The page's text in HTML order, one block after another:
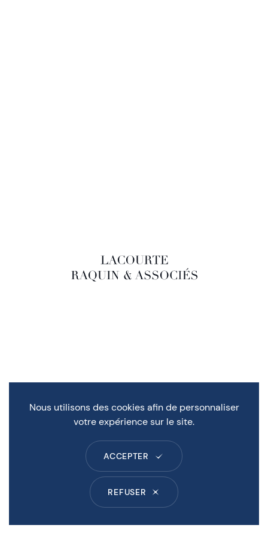
LACOURTE RAQUIN & ASSOCIÉS
Nous utilisons des cookies afin de personnaliser
votre expérience sur le site.
ACCEPTER
REFUSER